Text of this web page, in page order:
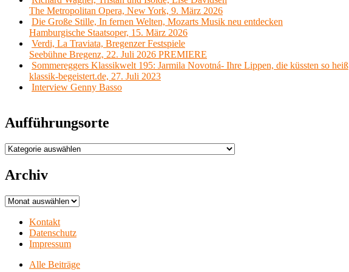
The Metropolitan Opera, New York, 9. März 2026
Die Große Stille, In fernen Welten, Mozarts Musik neu entdecken
Hamburgische Staatsoper, 15. März 2026
Verdi, La Traviata, Bregenzer Festspiele
Seebühne Bregenz, 22. Juli 2026 PREMIERE
Sommereggers Klassikwelt 195: Jarmila Novotná- Ihre Lippen, die küssten so heiß
klassik-begeistert.de, 27. Juli 2023
Interview Genny Basso
Aufführungsorte
Aufführungsorte
Archiv
Archiv
Kontakt
Datenschutz
Impressum
Alle Beiträge